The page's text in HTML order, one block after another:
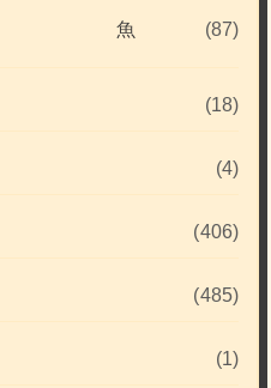
魚 (87)
(18)
(4)
(406)
(485)
(1)